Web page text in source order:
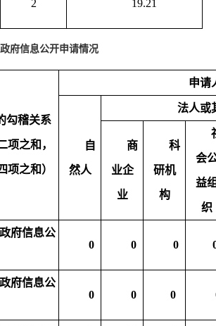
2 19.21
府信息公开申请情况
勾稽关系
项之和，
项之和）
申请
自
然人
法人或
商
业企
业
科
研机
构
会
益
织
府信息公
0 0 0
府信息公
0 0 0